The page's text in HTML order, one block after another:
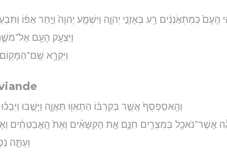
הָעָם֙ כְּמִתְאֹ֣נְנִ֔ים רַ֖ע בְּאָזְנֵ֣י יְהוָ֑ה וַיִּשְׁמַ֤ע יְהוָה֙ וַיִּ֣חַר אַפּ֔וֹ
וַיִּצְעַ֥ק הָעָ֖ם
וַיִּקְרָ֛א
וְהָֽאסַפְסֻף֙ אֲשֶׁ֣ר בְּקִרְבּ֔וֹ הִתְאַוּ֖וּ תַּאֲוָ֑ה וַיָּשֻׁ֣בוּ וַיִּבְכּ֗וּ
אֲשֶׁר־נֹאכַ֥ל בְּמִצְרַ֖יִם חִנָּ֑ם אֵ֣ת הַקִּשֻּׁאִ֗ים וְאֵת֙ הָֽאֲבַטִּחִ֔ים
וְעַתָּ֛ה